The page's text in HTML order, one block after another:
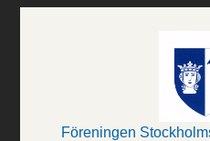
Föreningen